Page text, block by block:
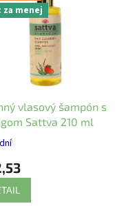
za menej
vlasový šampón s
Sattva 210 ml